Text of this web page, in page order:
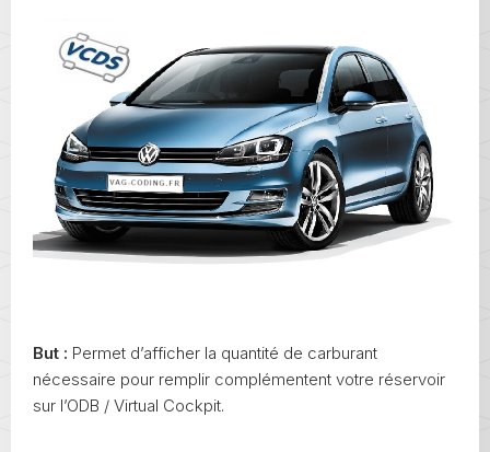
But : Permet d’afficher la quantité de carburant
nécessaire pour remplir complémentent votre réservoir
sur l’ODB / Virtual Cockpit.